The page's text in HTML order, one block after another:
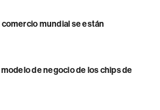
mundial se están
de negocio de los chips de